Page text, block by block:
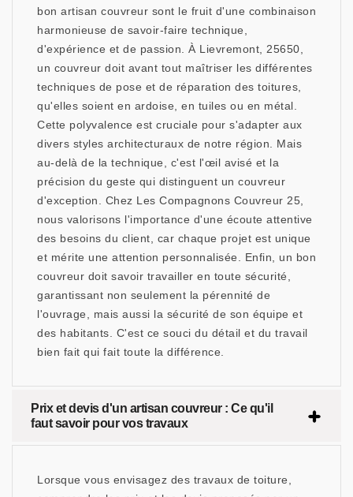
bon artisan couvreur sont le fruit d'une combinaison
harmonieuse de savoir-faire technique,
d'expérience et de passion. À Lievremont, 25650,
un couvreur doit avant tout maîtriser les différentes
techniques de pose et de réparation des toitures,
qu'elles soient en ardoise, en tuiles ou en métal.
Cette polyvalence est cruciale pour s'adapter aux
divers styles architecturaux de notre région. Mais
au-delà de la technique, c'est l'œil avisé et la
précision du geste qui distinguent un couvreur
d'exception. Chez Les Compagnons Couvreur 25,
nous valorisons l'importance d'une écoute attentive
des besoins du client, car chaque projet est unique
et mérite une attention personnalisée. Enfin, un bon
couvreur doit savoir travailler en toute sécurité,
garantissant non seulement la pérennité de
l'ouvrage, mais aussi la sécurité de son équipe et
des habitants. C'est ce souci du détail et du travail
bien fait qui fait toute la différence.
Prix et devis d'un artisan couvreur : Ce qu'il
faut savoir pour vos travaux
Lorsque vous envisagez des travaux de toiture,